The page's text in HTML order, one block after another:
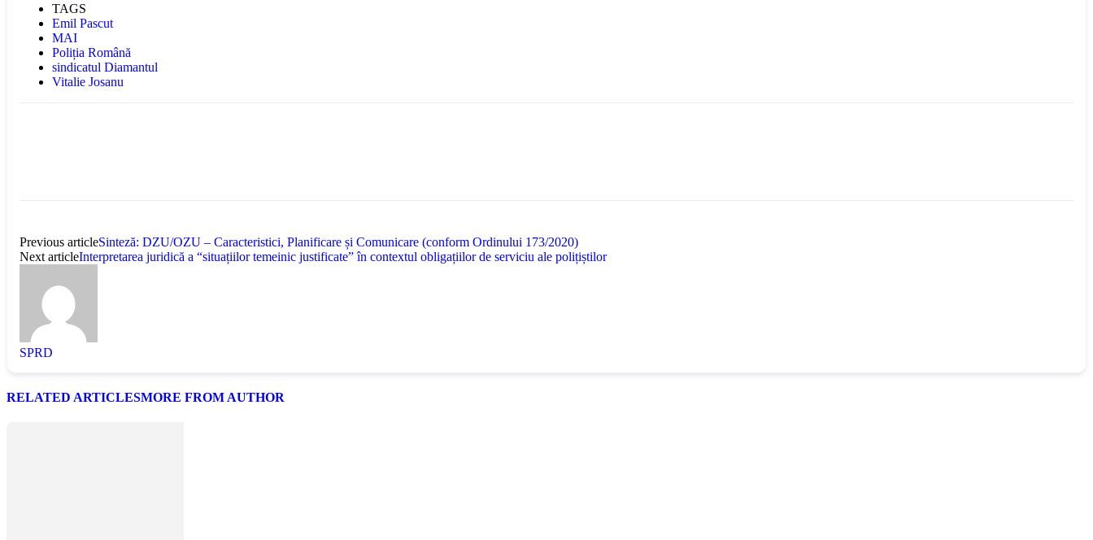
TAGS
Emil Pascut
MAI
Poliția Română
sindicatul Diamantul
Vitalie Josanu
Previous articleSinteză: DZU/OZU – Caracteristici, Planificare și Comunicare (conform Ordinului 173/2020)
Next articleInterpretarea juridică a “situațiilor temeinic justificate” în contextul obligațiilor de serviciu ale polițiștilor
SPRD
RELATED ARTICLESMORE FROM AUTHOR